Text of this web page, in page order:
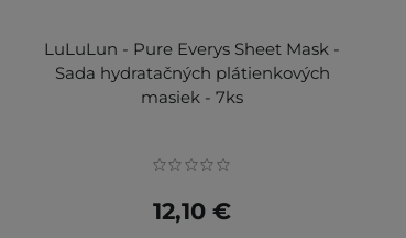
LuLuLun - Pure Everys Sheet Mask -
Sada hydratačných plátienkových
masiek - 7ks
12,10 €